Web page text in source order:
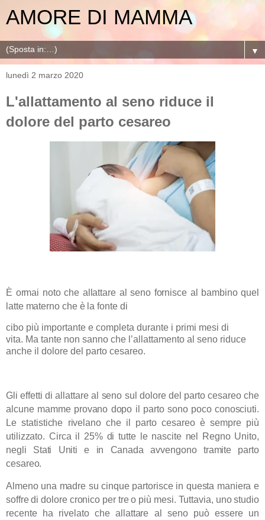
AMORE DI MAMMA
▼
lunedì 2 marzo 2020
L'allattamento al seno riduce il
dolore del parto cesareo
È ormai noto che allattare al seno fornisce al bambino quel
latte materno che è la fonte di
cibo più importante e completa durante i primi mesi di
vita. Ma tante non sanno che l’allattamento al seno riduce
anche il dolore del parto cesareo.
Gli effetti di allattare al seno sul dolore del parto cesareo che
alcune mamme provano dopo il parto sono poco conosciuti.
Le statistiche rivelano che il parto cesareo è sempre più
utilizzato. Circa il 25% di tutte le nascite nel Regno Unito,
negli Stati Uniti e in Canada avvengono tramite parto
cesareo.
Almeno una madre su cinque partorisce in questa maniera e
soffre di dolore cronico per tre o più mesi. Tuttavia, uno studio
recente ha rivelato che allattare al seno può essere un